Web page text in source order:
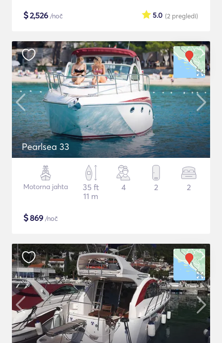
$2,526 /noč (2 pregledi)
5.0
Pearlsea 33
Motorna jahta
35 ft
11 m
4 2 2
$869 /noč